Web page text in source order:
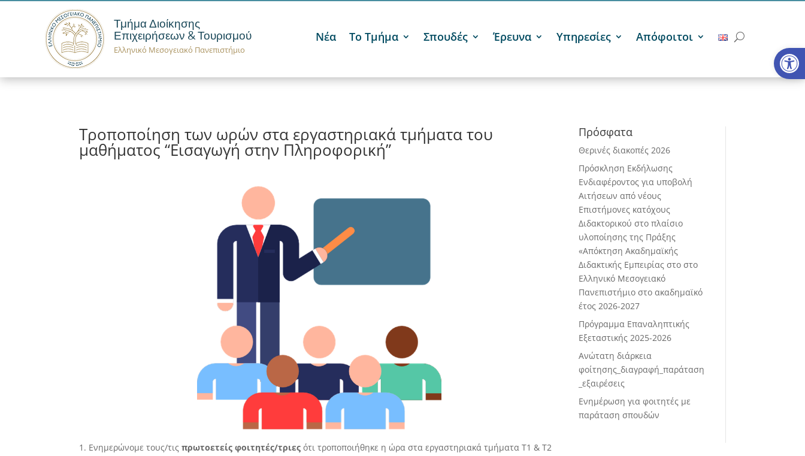
Τμήμα Διοίκησης
Επιχειρήσεων & Τουρισμού
Ελληνικό Μεσογειακό Πανεπιστήμιο
Νέα Το Τμήμα Σπουδές Έρευνα Υπηρεσίες Απόφοιτοι
Τροποποίηση των ωρών στα εργαστηριακά τμήματα του
μαθήματος “Εισαγωγή στην Πληροφορική”
Ενημερώνομε τους/τις πρωτοετείς φοιτητές/τριες ότι τροποποιήθηκε η ώρα στα εργαστηριακά τμήματα Τ1 & Τ2
Πρόσφατα
Θερινές διακοπές 2026
Πρόσκληση Εκδήλωσης
Ενδιαφέροντος για υποβολή
Αιτήσεων από νέους
Επιστήμονες κατόχους
Διδακτορικού στο πλαίσιο
υλοποίησης της Πράξης
«Απόκτηση Ακαδημαϊκής
Διδακτικής Εμπειρίας στο στο
Ελληνικό Μεσογειακό
Πανεπιστήμιο στο ακαδημαϊκό
έτος 2026-2027
Πρόγραμμα Επαναληπτικής
Εξεταστικής 2025-2026
Ανώτατη διάρκεια
φοίτησης_διαγραφή_παράταση
_εξαιρέσεις
Ενημέρωση για φοιτητές με
παράταση σπουδών